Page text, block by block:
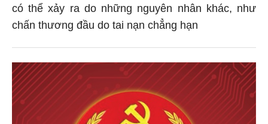
có thể xảy ra do những nguyên nhân khác, như
chấn thương đầu do tai nạn chẳng hạn